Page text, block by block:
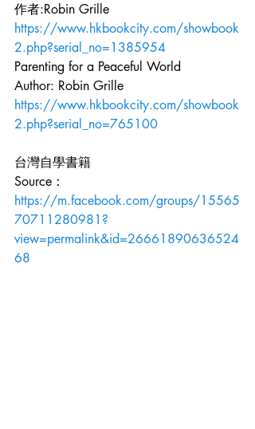
作者:Robin Grille
https://www.hkbookcity.com/showbook
2.php?serial_no=1385954
Parenting for a Peaceful World
Author: Robin Grille
https://www.hkbookcity.com/showbook
2.php?serial_no=765100
台灣自學書籍
Source：
https://m.facebook.com/groups/15565
70711280981?
view=permalink&id=26661890636524
68